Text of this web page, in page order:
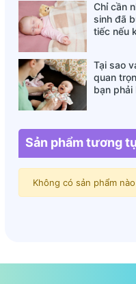
Chỉ cần
sinh đã
tiếc nếu
Tại sao
quan
bạn
Sản phẩm tương
Không có sản phẩm